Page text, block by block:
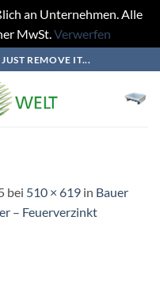
an Unternehmen. Alle
MwSt.Verwerfen
REMOVE IT...
bei 510 × 619 in Bauer
– Feuerverzinkt